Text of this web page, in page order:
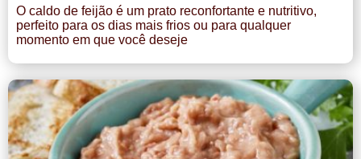
O caldo de feijão é um prato reconfortante e nutritivo,
perfeito para os dias mais frios ou para qualquer
momento em que você deseje